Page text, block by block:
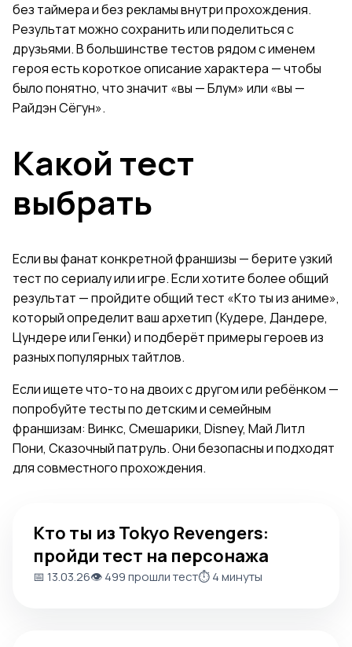
без таймера и без рекламы внутри прохождения.
Результат можно сохранить или поделиться с
друзьями. В большинстве тестов рядом с именем
героя есть короткое описание характера — чтобы
было понятно, что значит «вы — Блум» или «вы —
Райдэн Сёгун».
Какой тест
выбрать
Если вы фанат конкретной франшизы — берите узкий
тест по сериалу или игре. Если хотите более общий
результат — пройдитеобщий тест «Кто ты из аниме»,
который определит ваш архетип (Кудере, Дандере,
Цундере или Генки) и подберёт примеры героев из
разных популярных тайтлов.
Если ищете что-то на двоих с другом или ребёнком —
попробуйте тесты по детским и семейным
франшизам: Винкс, Смешарики, Disney, Май Литл
Пони, Сказочный патруль. Они безопасны и подходят
для совместного прохождения.
Кто ты из Tokyo Revengers:
пройди тест на персонажа
📅 13.03.26👁️ 499 прошли тест⏱️ 4 минуты